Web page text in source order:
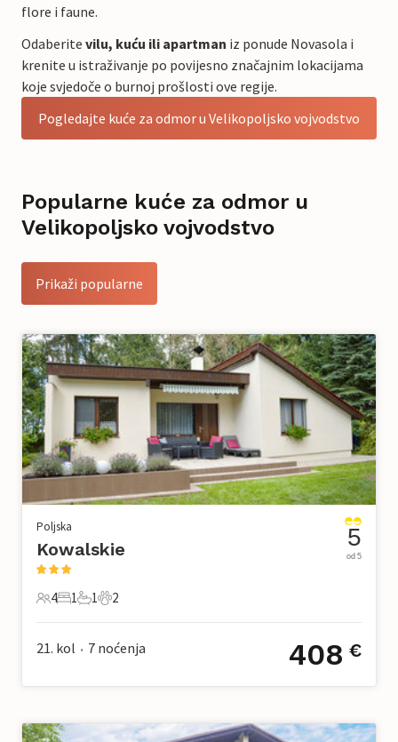
flore i faune.
Odaberite vilu, kuću ili apartman iz ponude Novasola i
krenite u istraživanje po povijesno značajnim lokacijama
koje svjedoče o burnoj prošlosti ove regije.
Pogledajte kuće za odmor u Velikopoljsko vojvodstvo
Popularne kuće za odmor u
Velikopoljsko vojvodstvo
Prikaži popularne
Poljska
Kowalskie
4 Gosti
4
1 Spavaća soba
1
1 Kupaonica
1
2 Kućni ljubimac
2
5
od 5
21. kol • 7 noćenja 408 €